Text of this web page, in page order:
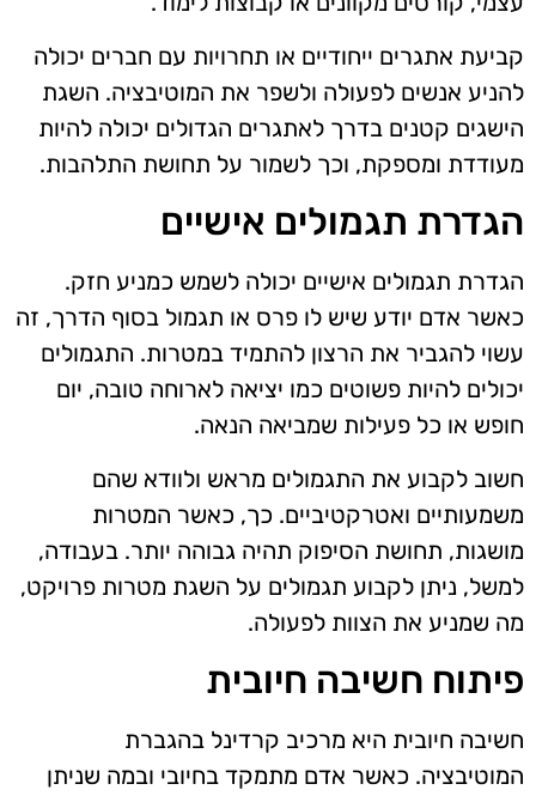
קביעת אתגרים ייחודיים או תחרויות עם חברים יכולה
להניע אנשים לפעולה ולשפר את המוטיבציה. השגת
הישגים קטנים בדרך לאתגרים הגדולים יכולה להיות
מעודדת ומספקת, וכך לשמור על תחושת התלהבות.
הגדרת תגמולים אישיים
הגדרת תגמולים אישיים יכולה לשמש כמניע חזק.
כאשר אדם יודע שיש לו פרס או תגמול בסוף הדרך, זה
עשוי להגביר את הרצון להתמיד במטרות. התגמולים
יכולים להיות פשוטים כמו יציאה לארוחה טובה, יום
חופש או כל פעילות שמביאה הנאה.
חשוב לקבוע את התגמולים מראש ולוודא שהם
משמעותיים ואטרקטיביים. כך, כאשר המטרות
מושגות, תחושת הסיפוק תהיה גבוהה יותר. בעבודה,
למשל, ניתן לקבוע תגמולים על השגת מטרות פרויקט,
מה שמניע את הצוות לפעולה.
פיתוח חשיבה חיובית
חשיבה חיובית היא מרכיב קרדינל בהגברת
המוטיבציה. כאשר אדם מתמקד בחיובי ובמה שניתן